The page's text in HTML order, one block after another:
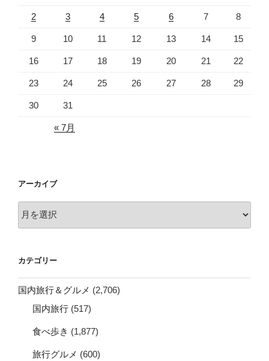
2 3 4 5 6 7 8
9 10 11 12 13 14 15
16 17 18 19 20 21 22
23 24 25 26 27 28 29
30 31
« 7月
アーカイブ
ー
ブ
カテゴリー
国内旅行＆グルメ (2,706)
国内旅行 (517)
食べ歩き (1,877)
旅行グルメ (600)